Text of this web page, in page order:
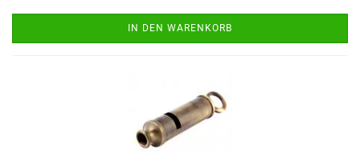
IN DEN WARENKORB